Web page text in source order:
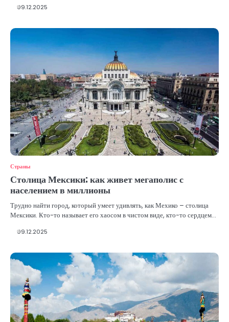
09.12.2025
Страны
Столица Мексики: как живет мегаполис с
населением в миллионы
Трудно найти город, который умеет удивлять, как Мехико – столица
Мексики. Кто-то называет его хаосом в чистом виде, кто-то сердцем…
09.12.2025